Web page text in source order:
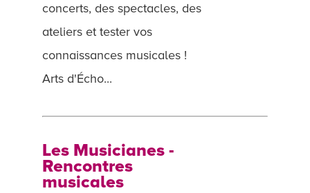
concerts, des spectacles, des
ateliers et tester vos
connaissances musicales !
Arts d'Écho...
Les Musicianes -
Rencontres
musicales